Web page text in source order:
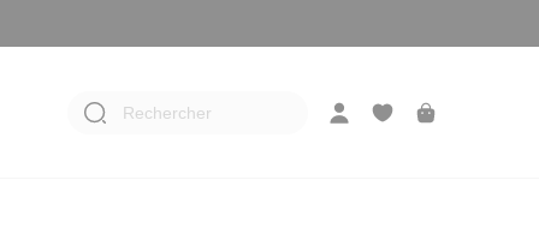
Rechercher